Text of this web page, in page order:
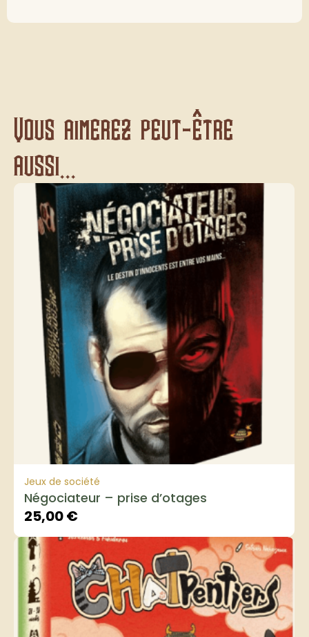
Vous aimerez peut-être
aussi...
Jeux de société
Négociateur – prise d’otages
25,00€